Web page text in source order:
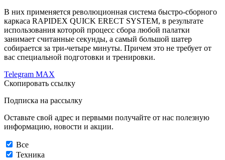
В них применяется революционная система быстро-сборного
каркаса RAPIDEX QUICK ERECT SYSTEM, в результате
использования которой процесс сбора любой палатки
занимает считанные секунды, а самый большой шатер
собирается за три-четыре минуты. Причем это не требует от
вас специальной подготовки и тренировки.
Telegram MAX
Скопировать ссылку
Подписка на рассылку
Оставьте свой адрес и первыми получайте от нас полезную
информацию, новости и акции.
Все
Техника